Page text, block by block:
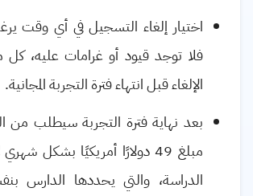
اختيار إلغاء التسجيل في أي وقت
فلا توجد قيود أو غرامات عليه،
الإلغاء قبل انتهاء فترة التجربة المجانية.
بعد نهاية فترة التجربة سيطلب من
مبلغ 49 دولارًا أمريكيًا بشكل
الدراسة، والتي يحددها الدارس